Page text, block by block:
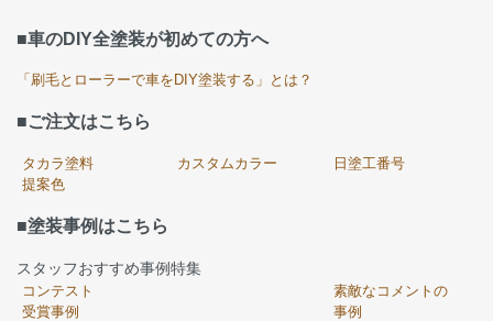
■車のDIY全塗装が初めての方へ
「刷毛とローラーで車をDIY塗装する」とは？
■ご注文はこちら
タカラ塗料
提案色
カスタムカラー 日塗工番号
■塗装事例はこちら
スタッフおすすめ事例特集
コンテスト
受賞事例
素敵なコメントの
事例